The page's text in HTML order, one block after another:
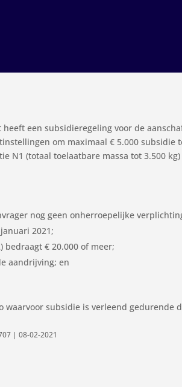
een subsidieregeling voor de
om maximaal € 5.000
N1 (totaal toelaatbare massa tot 3.500
nog geen onherroepelijke
2021;
bedraagt € 20.000 of meer;
aandrijving; en
subsidie is verleend gedurende
| 08-02-2021